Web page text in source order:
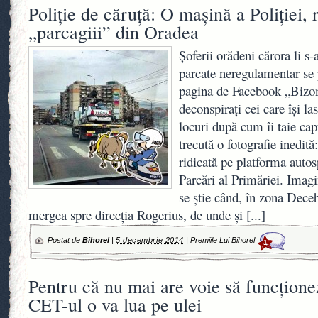
Poliţie de căruţă: O maşină a Poliţiei,
„parcagiii” din Oradea
Şoferii orădeni cărora li
parcate neregulamentar
pagina de Facebook
deconspiraţi cei care îşi
locuri după cum îi taie
trecută o fotografie
ridicată pe platforma
Parcări al Primăriei.
se ştie când, în zona
mergea spre direcţia Rogerius, de unde şi [...]
Postat de Bihorel| 5 decembrie 2014 | Premiile Lui Bihorel 1
Pentru că nu mai are voie să
CET-ul o va lua pe ulei